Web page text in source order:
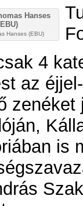
Hanses (EBU)
4
az
is